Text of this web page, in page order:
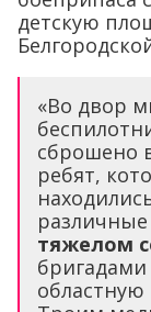
детскую
«Во двор
сброшено
ребят,
тяжелом